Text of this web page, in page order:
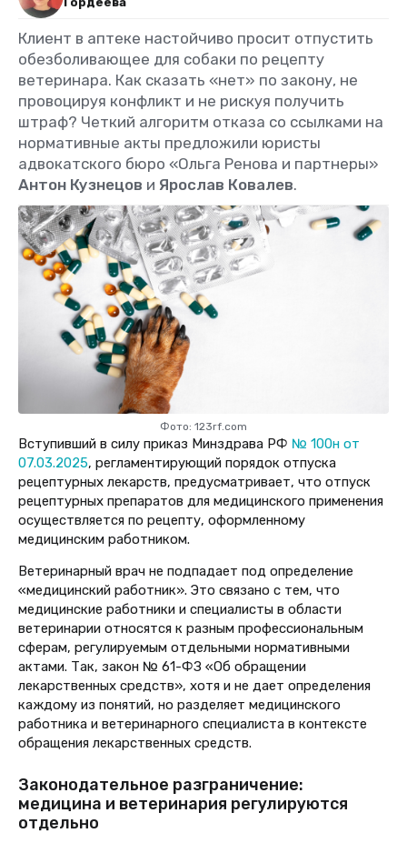
Клиент в аптеке настойчиво просит отпустить
обезболивающее для собаки по рецепту
ветеринара. Как сказать «нет» по закону, не
провоцируя конфликт и не рискуя получить
штраф? Четкий алгоритм отказа со ссылками на
нормативные акты предложили юристы
адвокатского бюро «Ольга Ренова и партнеры»
Антон Кузнецов и Ярослав Ковалев.
Фото: 123rf.com
Вступивший в силу приказ Минздрава РФ № 100н от
07.03.2025, регламентирующий порядок отпуска
рецептурных лекарств, предусматривает, что отпуск
рецептурных препаратов для медицинского применения
осуществляется по рецепту, оформленному
медицинским работником.
Ветеринарный врач не подпадает под определение
«медицинский работник». Это связано с тем, что
медицинские работники и специалисты в области
ветеринарии относятся к разным профессиональным
сферам, регулируемым отдельными нормативными
актами. Так, закон № 61-ФЗ «Об обращении
лекарственных средств», хотя и не дает определения
каждому из понятий, но разделяет медицинского
работника и ветеринарного специалиста в контексте
обращения лекарственных средств.
Законодательное разграничение:
медицина и ветеринария регулируются
отдельно